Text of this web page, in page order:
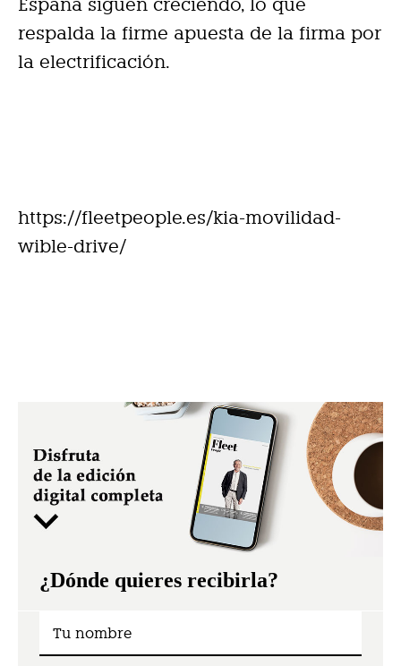
España siguen creciendo, lo que
respalda la firme apuesta de la firma por
la electrificación.
https://fleetpeople.es/kia-movilidad-
wible-drive/
¿Dónde quieres recibirla?